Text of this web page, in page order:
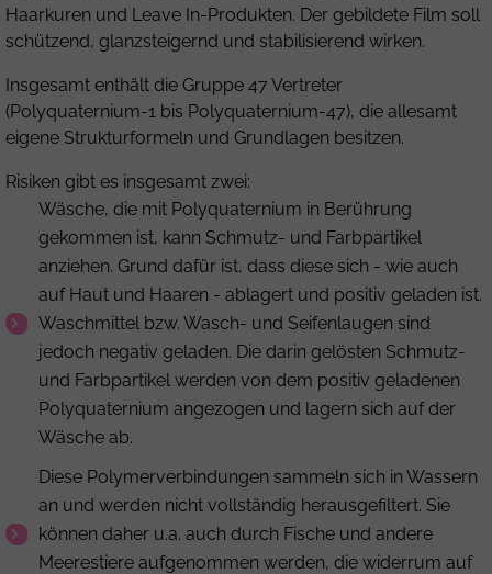
Haarkuren und Leave In-Produkten. Der gebildete Film soll
schützend, glanzsteigernd und stabilisierend wirken.
Insgesamt enthält die Gruppe 47 Vertreter
(Polyquaternium-1 bis Polyquaternium-47), die allesamt
eigene Strukturformeln und Grundlagen besitzen.
Risiken gibt es insgesamt zwei:
Wäsche, die mit Polyquaternium in Berührung
gekommen ist, kann Schmutz- und Farbpartikel
anziehen. Grund dafür ist, dass diese sich - wie auch
auf Haut und Haaren - ablagert und positiv geladen ist.
Waschmittel bzw. Wasch- und Seifenlaugen sind
jedoch negativ geladen. Die darin gelösten Schmutz-
und Farbpartikel werden von dem positiv geladenen
Polyquaternium angezogen und lagern sich auf der
Wäsche ab.
Diese Polymerverbindungen sammeln sich in Wassern
an und werden nicht vollständig herausgefiltert. Sie
können daher u.a. auch durch Fische und andere
Meerestiere aufgenommen werden, die widerrum auf